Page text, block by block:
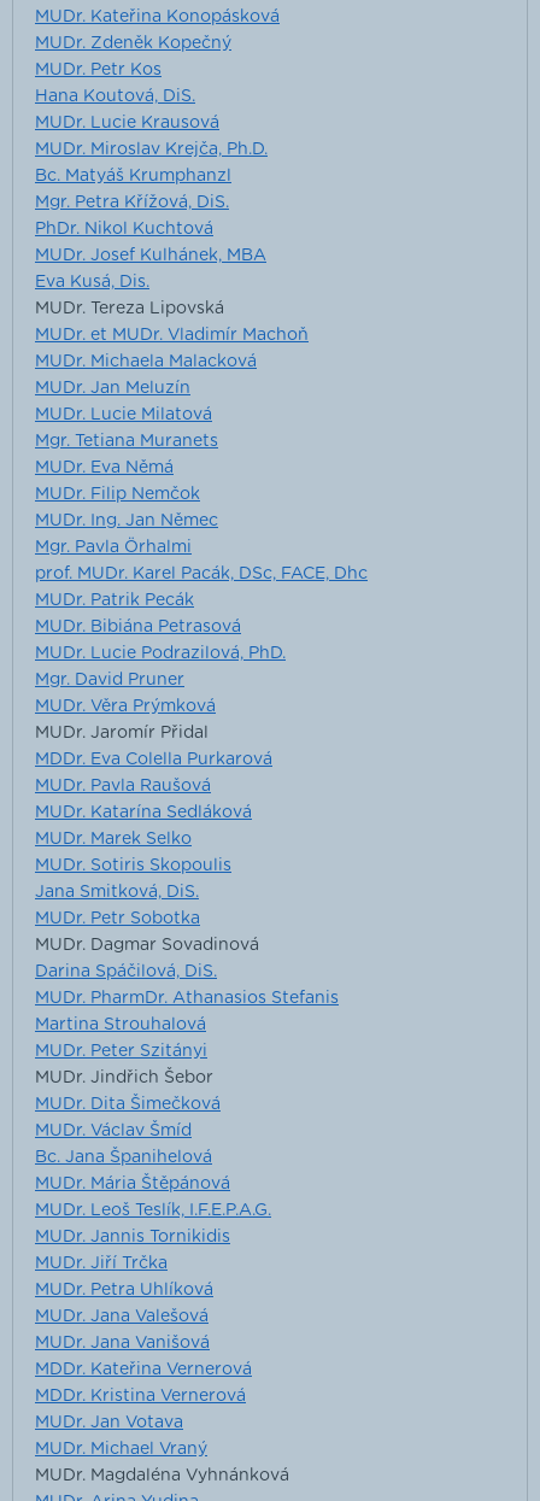
MUDr. Kateřina Konopásková
MUDr. Zdeněk Kopečný
MUDr. Petr Kos
Hana Koutová, DiS.
MUDr. Lucie Krausová
MUDr. Miroslav Krejča, Ph.D.
Bc. Matyáš Krumphanzl
Mgr. Petra Křížová, DiS.
PhDr. Nikol Kuchtová
MUDr. Josef Kulhánek, MBA
Eva Kusá, Dis.
MUDr. Tereza Lipovská
MUDr. et MUDr. Vladimír Machoň
MUDr. Michaela Malacková
MUDr. Jan Meluzín
MUDr. Lucie Milatová
Mgr. Tetiana Muranets
MUDr. Eva Němá
MUDr. Filip Nemčok
MUDr. Ing. Jan Němec
Mgr. Pavla Örhalmi
prof. MUDr. Karel Pacák, DSc, FACE, Dhc
MUDr. Patrik Pecák
MUDr. Bibiána Petrasová
MUDr. Lucie Podrazilová, PhD.
Mgr. David Pruner
MUDr. Věra Prýmková
MUDr. Jaromír Přidal
MDDr. Eva Colella Purkarová
MUDr. Pavla Raušová
MUDr. Katarína Sedláková
MUDr. Marek Selko
MUDr. Sotiris Skopoulis
Jana Smitková, DiS.
MUDr. Petr Sobotka
MUDr. Dagmar Sovadinová
Darina Spáčilová, DiS.
MUDr. PharmDr. Athanasios Stefanis
Martina Strouhalová
MUDr. Peter Szitányi
MUDr. Jindřich Šebor
MUDr. Dita Šimečková
MUDr. Václav Šmíd
Bc. Jana Španihelová
MUDr. Mária Štěpánová
MUDr. Leoš Teslík, I.F.E.P.A.G.
MUDr. Jannis Tornikidis
MUDr. Jiří Trčka
MUDr. Petra Uhlíková
MUDr. Jana Valešová
MUDr. Jana Vanišová
MDDr. Kateřina Vernerová
MDDr. Kristina Vernerová
MUDr. Jan Votava
MUDr. Michael Vraný
MUDr. Magdaléna Vyhnánková